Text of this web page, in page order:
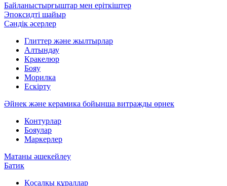
Байланыстырғыштар мен еріткіштер
Эпоксидті шайыр
Сәндік әсерлер
Глиттер және жылтырлар
Алтындау
Кракелюр
Бояу
Морилка
Ескірту
Әйнек және керамика бойынша витражды өрнек
Контурлар
Бояулар
Маркерлер
Матаны әшекейлеу
Батик
Қосалқы құралдар